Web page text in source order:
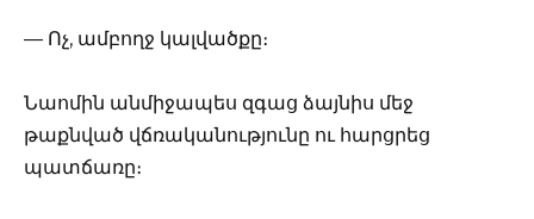
— Ոչ, ամբողջ կալվածքը։
Նաոմին անմիջապես զգաց ձայնիս մեջ
թաքնված վճռականությունը ու հարցրեց
պատճառը։